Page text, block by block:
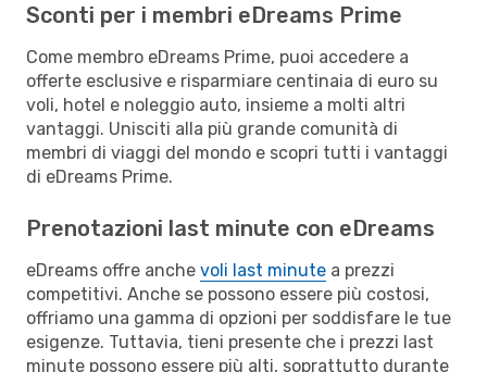
Sconti per i membri eDreams Prime
Come membro eDreams Prime, puoi accedere a
offerte esclusive e risparmiare centinaia di euro su
voli, hotel e noleggio auto, insieme a molti altri
vantaggi. Unisciti alla più grande comunità di
membri di viaggi del mondo e scopri tutti i vantaggi
di eDreams Prime.
Prenotazioni last minute con eDreams
eDreams offre anche voli last minute a prezzi
competitivi. Anche se possono essere più costosi,
offriamo una gamma di opzioni per soddisfare le tue
esigenze. Tuttavia, tieni presente che i prezzi last
minute possono essere più alti, soprattutto durante